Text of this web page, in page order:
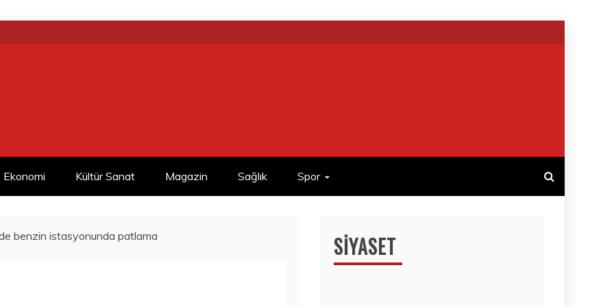
Ekonomi Kültür Sanat Magazin Sağlık Spor
benzin istasyonunda patlama SIYASET